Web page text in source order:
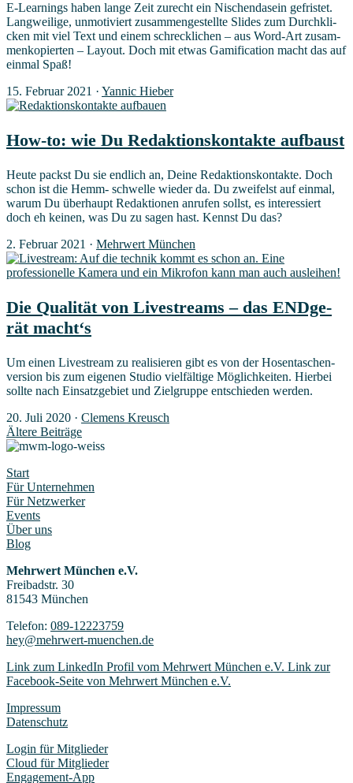
E‑Learnings haben lan­ge Zeit zurecht ein Nischen­da­sein gefris­tet.
Lang­wei­li­ge, unmo­ti­viert zusammen­gestellte Slides zum Durch­kli­
cken mit viel Text und einem schreck­li­chen – aus Word-Art zusam­
men­ko­pier­ten – Lay­out. Doch mit etwas Gami­fi­ca­ti­on macht das auf
ein­mal Spaß!
15. Februar 2021 · Yannic Hieber
How-to: wie Du Redak­ti­ons­kon­tak­te aufbaust
Heu­te packst Du sie end­lich an, Dei­ne Redak­ti­ons­kon­tak­te. Doch
schon ist die Hemm- schwel­le wie­der da. Du zwei­felst auf ein­mal,
war­um Du über­haupt Redak­tio­nen anru­fen sollst, es inter­es­siert
doch eh kei­nen, was Du zu sagen hast. Kennst Du das?
2. Februar 2021 · Mehrwert München
Die Qua­li­tät von Live­streams – das END­ge­
rät macht‘s
Um einen Live­stream zu rea­li­sie­ren gibt es von der Hosen­ta­schen­
ver­si­on bis zum eige­nen Stu­dio viel­fäl­ti­ge Mög­lich­kei­ten. Hier­bei
soll­te nach Ein­satz­ge­biet und Ziel­grup­pe ent­schie­den werden.
20. Juli 2020 · Clemens Kreusch
Ältere Beiträge
Start
Für Unternehmen
Für Netzwerker
Events
Über uns
Blog
Mehrwert München e.V.
Freibadstr. 30
81543 München
Telefon: 089-12223759
hey@mehrwert-muenchen.de
Link zum LinkedIn Profil vom Mehrwert München e.V. Link zur
Facebook-Seite von Mehrwert München e.V.
Impressum
Datenschutz
Login für Mitglieder
Cloud für Mitglieder
Engagement-App